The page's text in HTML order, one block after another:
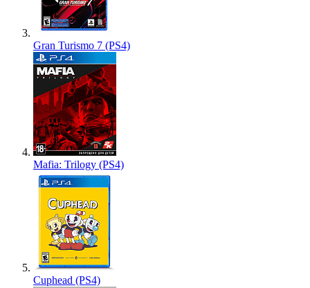
Gran Turismo 7 (PS4)
Mafia: Trilogy (PS4)
Cuphead (PS4)